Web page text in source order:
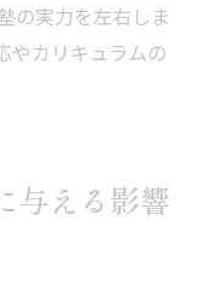
の実力を左右しま
やカリキュラムの
与える影響